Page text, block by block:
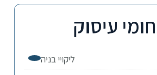
עיסוק
ליקויי בניה